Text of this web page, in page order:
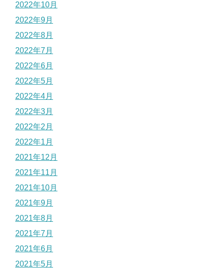
2022年10月
2022年9月
2022年8月
2022年7月
2022年6月
2022年5月
2022年4月
2022年3月
2022年2月
2022年1月
2021年12月
2021年11月
2021年10月
2021年9月
2021年8月
2021年7月
2021年6月
2021年5月